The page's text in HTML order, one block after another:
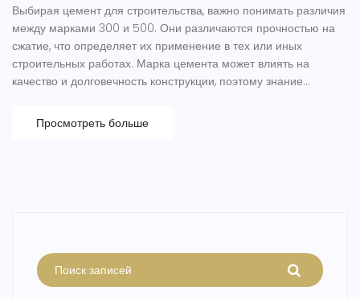
Выбирая цемент для строительства, важно понимать различия
между марками 300 и 500. Они различаются прочностью на
сжатие, что определяет их применение в тех или иных
строительных работах. Марка цемента может влиять на
качество и долговечность конструкции, поэтому знание
статье будут рассмотрены особенности, достоинства и
недостатки каждой марки, а также советы по их
Просмотреть больше